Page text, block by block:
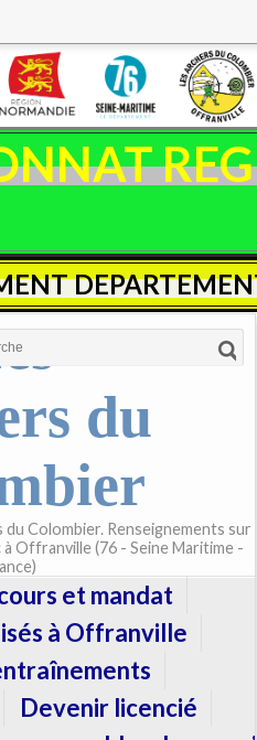
du
Colombier. Renseignements sur
Offranville (76 - Seine Maritime -
et mandat
à Offranville
Devenir licencié